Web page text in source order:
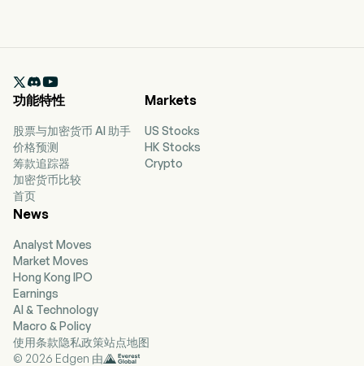

功能特性
股票与加密货币 AI 助手
价格预测
筹款追踪器
加密货币比较
首页
Markets
US Stocks
HK Stocks
Crypto
News
Analyst Moves
Market Moves
Hong Kong IPO
Earnings
AI & Technology
Macro & Policy
使用条款隐私政策站点地图
© 2026 Edgen 由